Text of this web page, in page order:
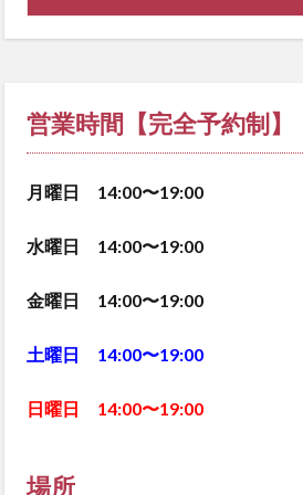
営業時間【完全予約制】
月曜日 14:00〜19:00
水曜日 14:00〜19:00
金曜日 14:00〜19:00
土曜日 14:00〜19:00
日曜日 14:00〜19:00
場所